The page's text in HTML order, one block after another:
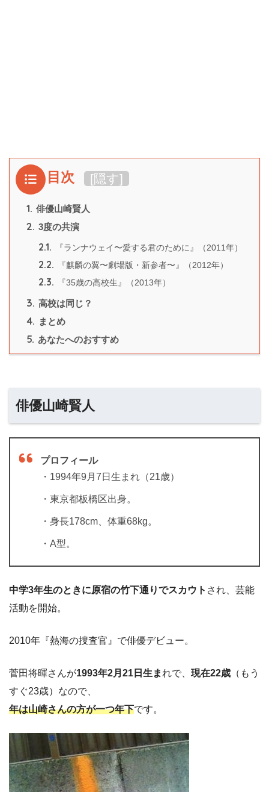
目次 [隠す]
1. 俳優山崎賢人
2. 3度の共演
2.1. 『ランナウェイ〜愛する君のために』（2011年）
2.2. 『麒麟の翼〜劇場版・新参者〜』（2012年）
2.3. 『35歳の高校生』（2013年）
3. 高校は同じ？
4. まとめ
5. あなたへのおすすめ
俳優山崎賢人
プロフィール
・1994年9月7日生まれ（21歳）
・東京都板橋区出身。
・身長178cm、体重68kg。
・A型。
中学3年生のときに原宿の竹下通りでスカウト され、芸能
活動を開始。
2010年『熱海の捜査官』で俳優デビュー。
菅田将暉さんが1993年2月21日生ま れで、 現在22歳 （もう
すぐ23歳）なので、
年は山崎さんの方が一つ年下です。